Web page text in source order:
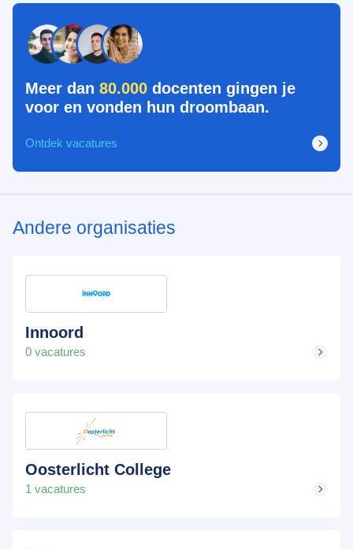
Meer dan 80.000 docenten gingen je
voor en vonden hun droombaan.
Ontdek vacatures
Andere organisaties
Innoord
0 vacatures
Oosterlicht College
1 vacatures